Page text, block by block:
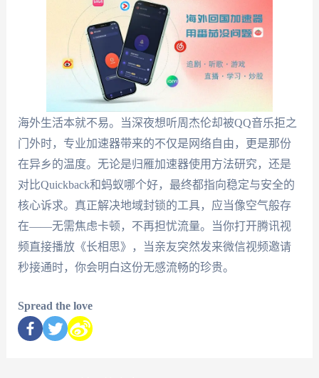
海外生活本就不易。当深夜想听周杰伦却被QQ音乐拒之
门外时，专业加速器带来的不仅是网络自由，更是那份
在异乡的温度。无论是归雁加速器使用方法研究，还是
对比Quickback和蚂蚁哪个好，最终都指向稳定与安全的
核心诉求。真正解决地域封锁的工具，应当像空气般存
在——无需焦虑卡顿，不再担忧流量。当你打开腾讯视
频直接播放《长相思》，当亲友突然发来微信视频邀请
秒接通时，你会明白这份无感流畅的珍贵。
Spread the love